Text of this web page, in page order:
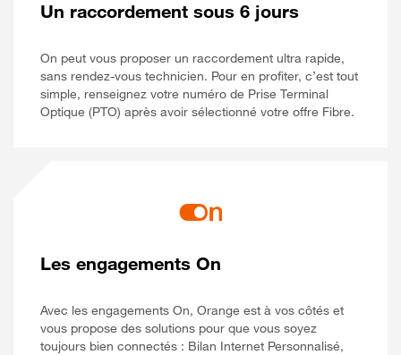
Un raccordement sous 6 jours
On peut vous proposer un raccordement ultra rapide,
sans rendez-vous technicien. Pour en profiter, c’est tout
simple, renseignez votre numéro de Prise Terminal
Optique (PTO) après avoir sélectionné votre offre Fibre.
Les engagements On
Avec les engagements On, Orange est à vos côtés et
vous propose des solutions pour que vous soyez
toujours bien connectés : Bilan Internet Personnalisé,